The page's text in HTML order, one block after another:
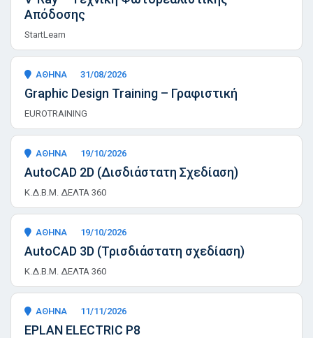
Απόδοσης
StartLearn
ΑΘΗΝΑ 31/08/2026
Graphic Design Training – Γραφιστική
EUROTRAINING
ΑΘΗΝΑ 19/10/2026
AutoCAD 2D (Δισδιάστατη Σχεδίαση)
Κ.Δ.Β.Μ. ΔΕΛΤΑ 360
ΑΘΗΝΑ 19/10/2026
AutoCAD 3D (Τρισδιάστατη σχεδίαση)
Κ.Δ.Β.Μ. ΔΕΛΤΑ 360
ΑΘΗΝΑ 11/11/2026
EPLAN ELECTRIC P8